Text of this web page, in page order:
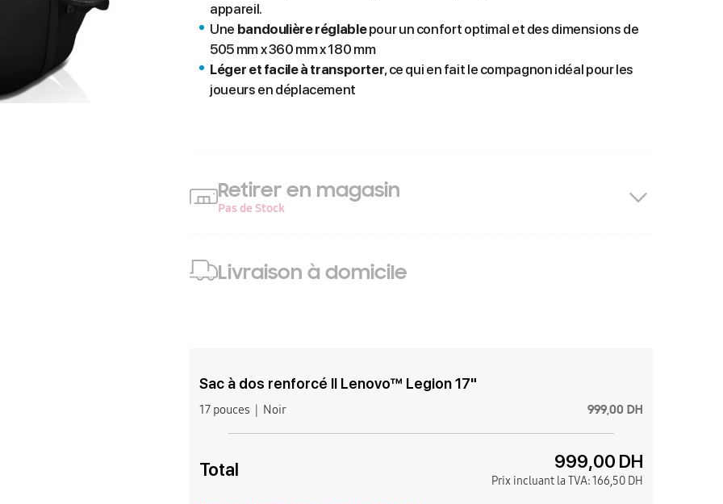
appareil.
Une bandoulière réglablepour un confort optimal et des dimensions de
505 mm x 360 mm x 180 mm
Léger et facile à transporter, ce qui en fait le compagnon idéal pour les
joueurs en déplacement
Retirer en magasin
Pas de Stock
Livraison à domicile
Sac à dos renforcé II Lenovo™ Legion 17"
17 pouces Noir 999,00 DH
Total 999,00 DH
Prix incluant la TVA:166,50 DH